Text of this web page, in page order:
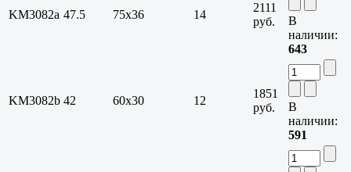
KM3082a 47.5 75х36 14
2111
руб.
В
наличии:
643
KM3082b 42 60х30 12
1851
руб.
В
наличии:
591